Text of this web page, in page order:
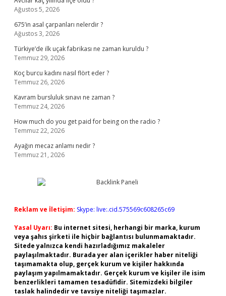
Ağustos 5, 2026
675’in asal çarpanları nelerdir ?
Ağustos 3, 2026
Türkiye’de ilk uçak fabrikası ne zaman kuruldu ?
Temmuz 29, 2026
Koç burcu kadını nasıl flört eder ?
Temmuz 26, 2026
Kavram bursluluk sınavı ne zaman ?
Temmuz 24, 2026
How much do you get paid for being on the radio ?
Temmuz 22, 2026
Ayağın mecaz anlamı nedir ?
Temmuz 21, 2026
Reklam ve İletişim: Skype: live:.cid.575569c608265c69
Yasal Uyarı: Bu internet sitesi, herhangi bir marka, kurum
veya şahıs şirketi ile hiçbir bağlantısı bulunmamaktadır.
Sitede yalnızca kendi hazırladığımız makaleler
paylaşılmaktadır. Burada yer alan içerikler haber niteliği
taşımamakta olup, gerçek kurum ve kişiler hakkında
paylaşım yapılmamaktadır. Gerçek kurum ve kişiler ile isim
benzerlikleri tamamen tesadüfidir. Sitemizdeki bilgiler
taslak halindedir ve tavsiye niteliği taşımazlar.